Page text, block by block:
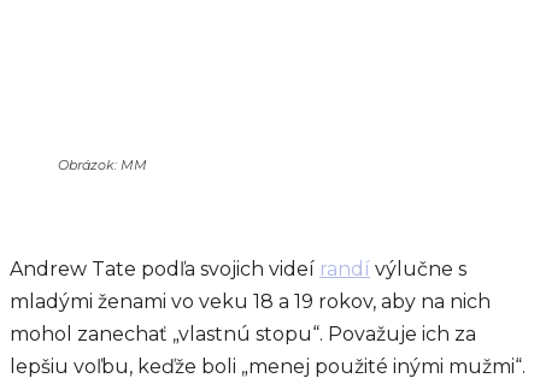
Obrázok: MM
Andrew Tate podľa svojich videí randí výlučne s
mladými ženami vo veku 18 a 19 rokov, aby na nich
mohol zanechať „vlastnú stopu“. Považuje ich za
lepšiu voľbu, keďže boli „menej použité inými mužmi“.